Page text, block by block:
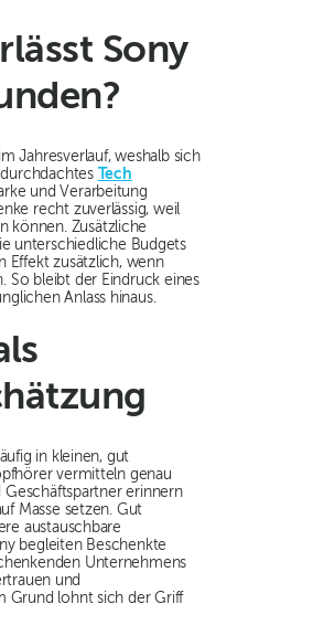
Sony
Jahresverlauf, weshalb sich
Tech
und Verarbeitung
recht zuverlässig, weil
können. Zusätzliche
unterschiedliche Budgets
Effekt zusätzlich, wenn
So bleibt der Eindruck eines
Anlass hinaus.
in kleinen, gut
vermitteln genau
erinnern
Masse setzen. Gut
austauschbare
begleiten Beschenkte
Unternehmens
und
Grund lohnt sich der Griff